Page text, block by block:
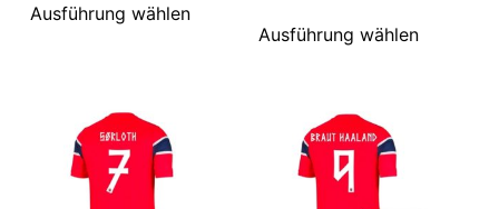
Ausführung wählen
Ausführung wählen